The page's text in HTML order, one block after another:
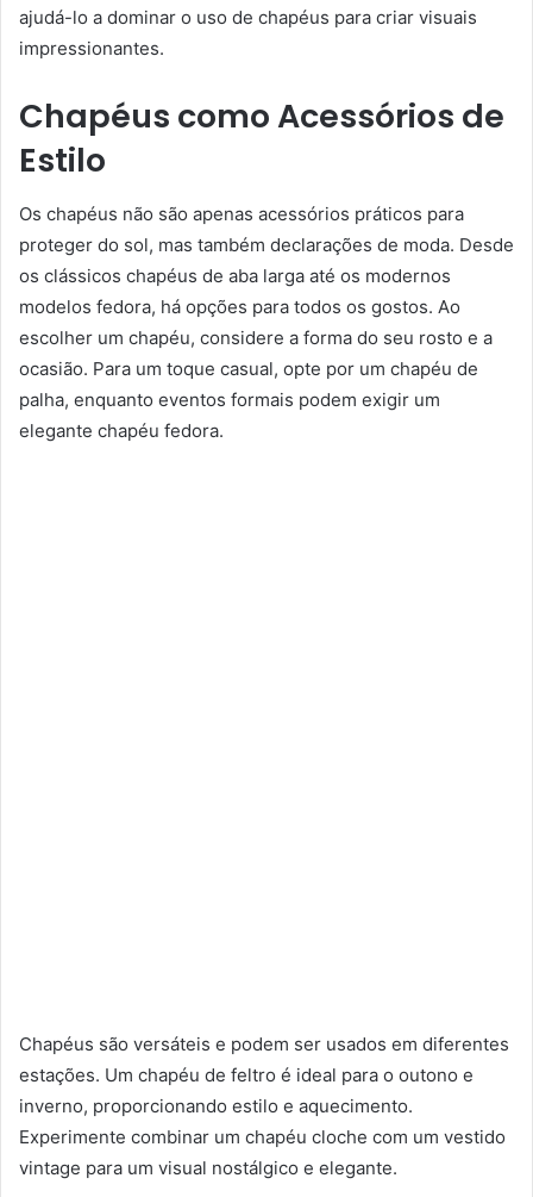
ajudá-lo a dominar o uso de chapéus para criar visuais
impressionantes.
Chapéus como Acessórios de
Estilo
Os chapéus não são apenas acessórios práticos para
proteger do sol, mas também declarações de moda. Desde
os clássicos chapéus de aba larga até os modernos
modelos fedora, há opções para todos os gostos. Ao
escolher um chapéu, considere a forma do seu rosto e a
ocasião. Para um toque casual, opte por um chapéu de
palha, enquanto eventos formais podem exigir um
elegante chapéu fedora.
Chapéus são versáteis e podem ser usados em diferentes
estações. Um chapéu de feltro é ideal para o outono e
inverno, proporcionando estilo e aquecimento.
Experimente combinar um chapéu cloche com um vestido
vintage para um visual nostálgico e elegante.